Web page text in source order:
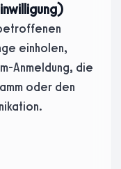
einholen,
Anmeldung, die
oder den